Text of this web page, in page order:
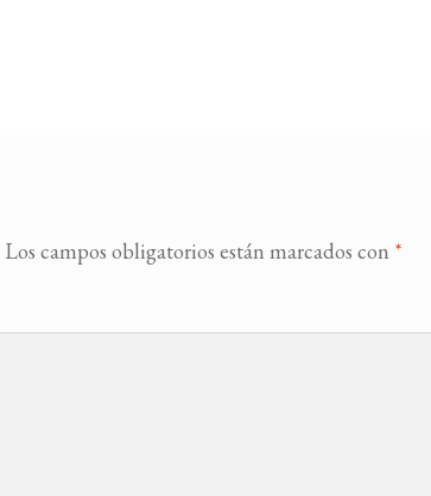
Los campos obligatorios están marcados con *